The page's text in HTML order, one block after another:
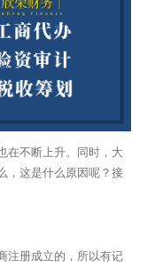
在不断上升。同时，大
，这是什么原因呢？接
注册成立的，所以有记